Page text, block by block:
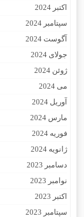
اکتبر 2024
سپتامبر 2024
آگوست 2024
جولای 2024
ژوئن 2024
می 2024
آوریل 2024
مارس 2024
فوریه 2024
ژانویه 2024
دسامبر 2023
نوامبر 2023
اکتبر 2023
سپتامبر 2023